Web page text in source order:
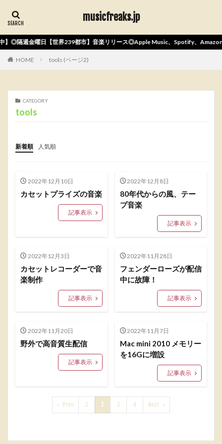
musicfreaks.jp
◎隔週金曜日【世界239都市】音楽リリース◎Apple Music、Spotify、Amazon
HOME tools (ページ2)
CATEGORY
tools
新着順 人気順
2022年12月10日
カセットプライズの音楽
記事表示
2022年12月8日
80年代からの風、テー
プ音楽
記事表示
2022年12月3日
カセットレコーダーで音
楽制作
記事表示
2022年11月28日
フェンダーローズが配信
中に故障！
記事表示
2022年11月20日
野外で高音質生配信
記事表示
2022年11月7日
Mac mini 2010 メモリー
を16Gに増設
記事表示
Prev 1 2 3 4 Next